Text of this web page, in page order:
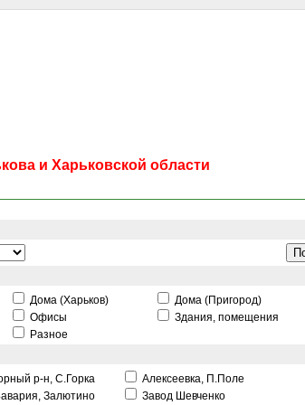
и Харьковской области
Дома (Харьков)
Дома (Пригород)
Офисы
Здания, помещения
Разное
р-н, С.Горка
Алексеевка, П.Поле
Залютино
Завод Шевченко